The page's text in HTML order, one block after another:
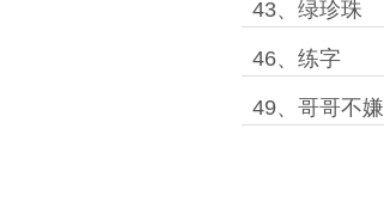
43、绿珍珠
46、练字
49、哥哥不